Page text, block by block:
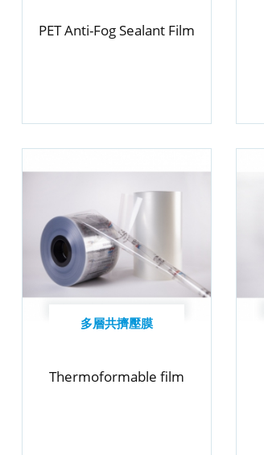
PET Anti-Fog Sealant Film
多層共擠壓膜
Thermoformable film